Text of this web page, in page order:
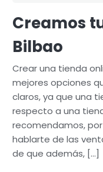
Creamos
Bilbao
Crear una tienda
mejores opciones
claros, ya que una
respecto a una
recomendamos,
hablarte de las
de que además, […]